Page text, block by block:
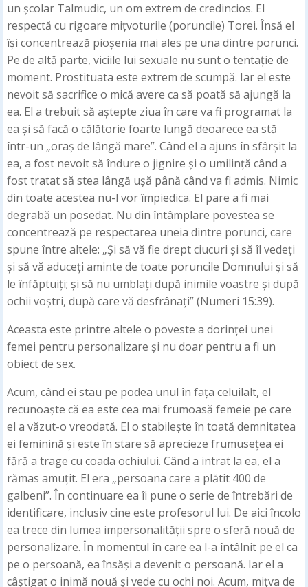
un școlar Talmudic, un om extrem de credincios. El
respectă cu rigoare mițvoturile (poruncile) Torei. Însă el
își concentrează pioșenia mai ales pe una dintre porunci.
Pe de altă parte, viciile lui sexuale nu sunt o tentație de
moment. Prostituata este extrem de scumpă. Iar el este
nevoit să sacrifice o mică avere ca să poată să ajungă la
ea. El a trebuit să aștepte ziua în care va fi programat la
ea și să facă o călătorie foarte lungă deoarece ea stă
într-un „oraș de lângă mare”. Când el a ajuns în sfârșit la
ea, a fost nevoit să îndure o jignire și o umilință când a
fost tratat să stea lângă ușă până când va fi admis. Nimic
din toate acestea nu-l vor împiedica. El pare a fi mai
degrabă un posedat. Nu din întâmplare povestea se
concentrează pe respectarea uneia dintre porunci, care
spune între altele: „Și să vă fie drept ciucuri și să îl vedeți
și să vă aduceți aminte de toate poruncile Domnului și să
le înfăptuiți; și să nu umblați după inimile voastre și după
ochii voștri, după care vă desfrânați” (Numeri 15:39).
Aceasta este printre altele o poveste a dorinței unei
femei pentru personalizare și nu doar pentru a fi un
obiect de sex.
Acum, când ei stau pe podea unul în fața celuilalt, el
recunoaște că ea este cea mai frumoasă femeie pe care
el a văzut-o vreodată. El o stabilește în toată demnitatea
ei feminină și este în stare să aprecieze frumusețea ei
fără a trage cu coada ochiului. Când a intrat la ea, el a
rămas amuțit. El era „persoana care a plătit 400 de
galbeni”. În continuare ea îi pune o serie de întrebări de
identificare, inclusiv cine este profesorul lui. De aici încolo
ea trece din lumea impersonalității spre o sferă nouă de
personalizare. În momentul în care ea l-a întâlnit pe el ca
pe o persoană, ea însăși a devenit o persoană. Iar el a
câștigat o inimă nouă și vede cu ochi noi. Acum, mițva de